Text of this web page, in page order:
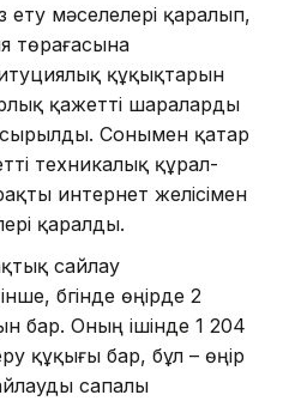
мәселелері қаралып,
төрағасына
құқықтарын
қажетті шараларды
Сонымен қатар
техникалық құрал-
интернет желісімен
қаралды.
сайлау
бүгінде өңірде 2
бар. Оның ішінде 1 204
құқығы бар, бұл – өңір
сапалы